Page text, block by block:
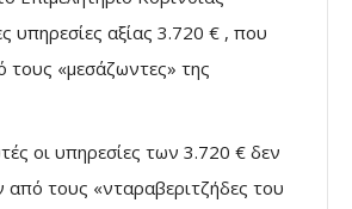
υπηρεσίες αξίας 3.720 € , που
τους «μεσάζωντες» της
οι υπηρεσίες των 3.720 € δεν
τους «νταραβεριτζήδες του